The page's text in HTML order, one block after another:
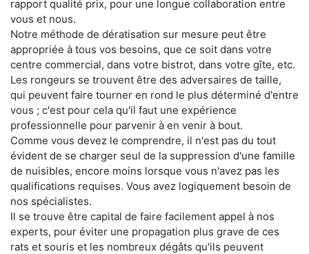
rapport qualité prix, pour une longue collaboration entre
vous et nous.
Notre méthode de dératisation sur mesure peut être
appropriée à tous vos besoins, que ce soit dans votre
centre commercial, dans votre bistrot, dans votre gîte, etc.
Les rongeurs se trouvent être des adversaires de taille,
qui peuvent faire tourner en rond le plus déterminé d'entre
vous ; c'est pour cela qu'il faut une expérience
professionnelle pour parvenir à en venir à bout.
Comme vous devez le comprendre, il n'est pas du tout
évident de se charger seul de la suppression d'une famille
de nuisibles, encore moins lorsque vous n'avez pas les
qualifications requises. Vous avez logiquement besoin de
nos spécialistes.
Il se trouve être capital de faire facilement appel à nos
experts, pour éviter une propagation plus grave de ces
rats et souris et les nombreux dégâts qu'ils peuvent